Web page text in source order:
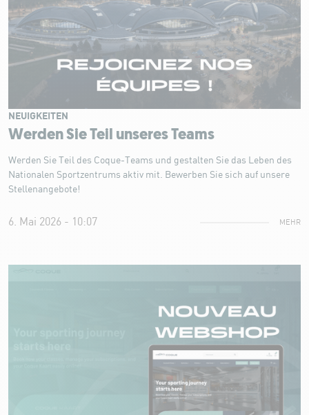
Werden Sie Teil unseres Teams
NEUIGKEITEN
Werden Sie Teil des Coque-Teams und gestalten Sie das Leben des
Nationalen Sportzentrums aktiv mit. Bewerben Sie sich auf unsere
Stellenangebote!
6. Mai 2026 - 10:07 MEHR